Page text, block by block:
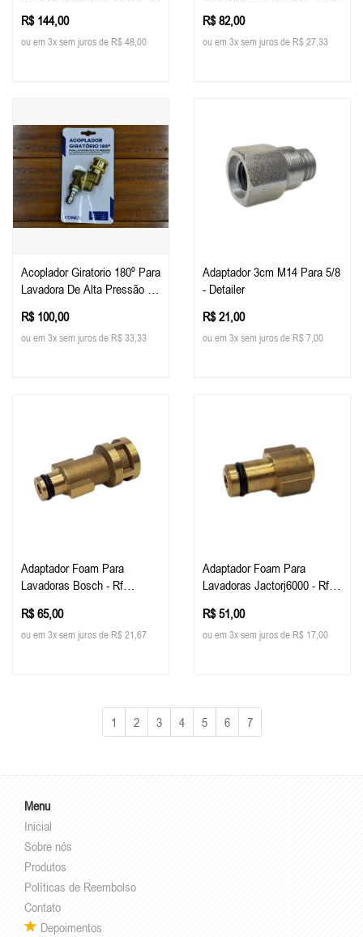
R$ 144,00
ou em 3x sem juros de R$ 48,00
R$ 82,00
ou em 3x sem juros de R$ 27,33
Acoplador Giratorio 180º Para
Lavadora De Alta Pressão -
R$ 100,00
ou em 3x sem juros de R$ 33,33
Adaptador 3cm M14 Para 5/8
- Detailer
R$ 21,00
ou em 3x sem juros de R$ 7,00
Adaptador Foam Para
Lavadoras Bosch - Rf
R$ 65,00
ou em 3x sem juros de R$ 21,67
Adaptador Foam Para
Lavadoras Jactorj6000 - Rf
R$ 51,00
ou em 3x sem juros de R$ 17,00
1 2 3 4 5 6 7
Menu
Inicial
Sobre nós
Produtos
Políticas de Reembolso
Contato
Depoimentos